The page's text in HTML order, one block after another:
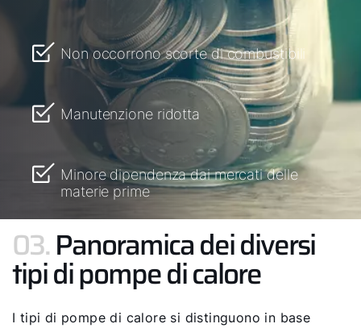
Non occorrono scorte di combustibili
Manutenzione ridotta
Minore dipendenza dai mercati delle
materie prime
03.Panoramica dei diversi
tipi di pompe di calore
I tipi di pompe di calore si distinguono in base